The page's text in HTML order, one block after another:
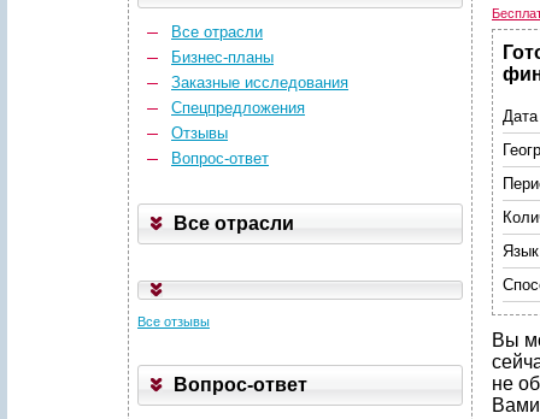
Все отрасли
Бизнес-планы
Заказные исследования
Спецпредложения
Отзывы
Вопрос-ответ
Все отрасли
Все отзывы
Вопрос-ответ
Вы
не